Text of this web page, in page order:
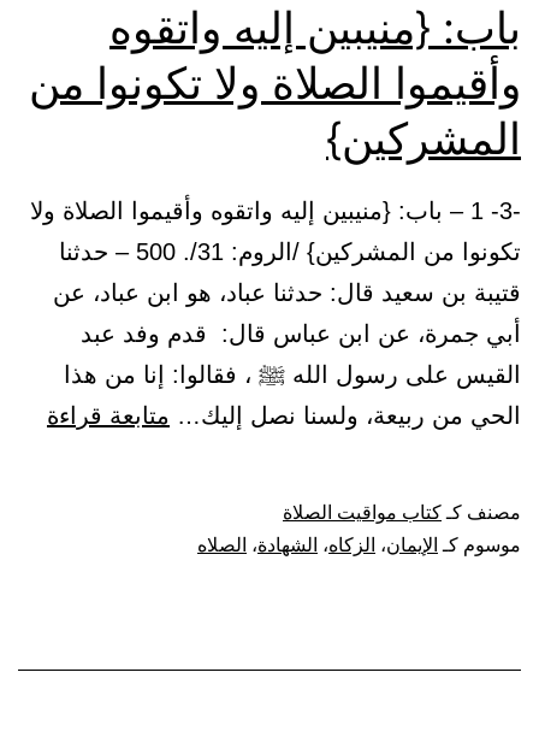
باب: {منيبين إليه واتقوه
وأقيموا الصلاة ولا تكونوا من
المشركين}
-3- 1 – باب: {منيبين إليه واتقوه وأقيموا الصلاة ولا
تكونوا من المشركين} /الروم: 31/. 500 – حدثنا
قتيبة بن سعيد قال: حدثنا عباد، هو ابن عباد، عن
أبي جمرة، عن ابن عباس قال: قدم وفد عبد
القيس على رسول الله ﷺ ، فقالوا: إنا من هذا
الحي من ربيعة، ولسنا نصل إليك… متابعة قراءة
مصنف كـكتاب مواقيت الصلاة
موسوم كـ الإيمان، الزكاه، الشهادة، الصلاه